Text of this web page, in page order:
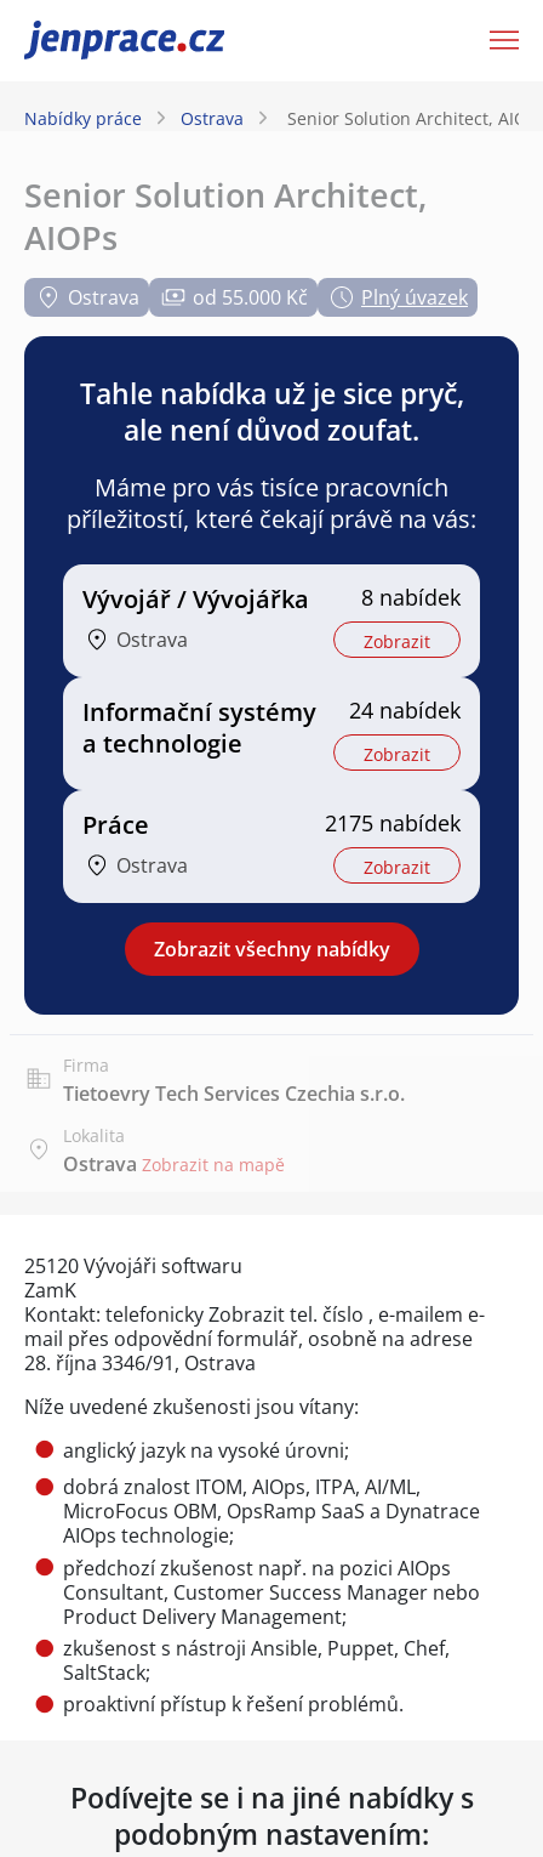
JenPráce.cz
Nabídky práce Ostrava Senior Solution Architect,
Senior Solution Architect,
AIOPs
Ostrava od 55.000 Kč Plný úvazek
Tahle nabídka už je sice pryč,
ale není důvod zoufat.
Máme pro vás tisíce pracovních
příležitostí, které čekají právě na vás:
Vývojář / Vývojářka
Ostrava
8 nabídek
Zobrazit
Informační systémy
a technologie
24 nabídek
Zobrazit
Práce
Ostrava
2175 nabídek
Zobrazit
Zobrazit všechny nabídky
Firma
Tietoevry Tech Services Czechia s.r.o.
Lokalita
Ostrava Zobrazit na mapě
25120 Vývojáři softwaru
ZamK
Kontakt: telefonickyZobrazit tel. číslo , e-mailem e-
mail přes odpovědní formulář, osobně na adrese
28. října 3346/91, Ostrava
Níže uvedené zkušenosti jsou vítany:
anglický jazyk na vysoké úrovni;
dobrá znalost ITOM, AIOps, ITPA, AI/ML,
MicroFocus OBM, OpsRamp SaaS a Dynatrace
AIOps technologie;
předchozí zkušenost např. na pozici AIOps
Consultant, Customer Success Manager nebo
Product Delivery Management;
zkušenost s nástroji Ansible, Puppet, Chef,
SaltStack;
proaktivní přístup k řešení problémů.
Podívejte se i na jiné nabídky s
podobným nastavením: